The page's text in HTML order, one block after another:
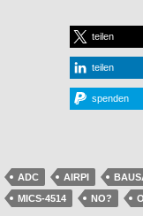
teilen
teilen
spenden
ADC AIRPI
MICS-4514
NO?